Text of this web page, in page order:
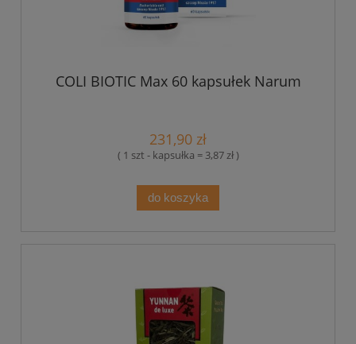
COLI BIOTIC Max 60 kapsułek Narum
231,90 zł
( 1 szt - kapsułka = 3,87 zł )
do koszyka